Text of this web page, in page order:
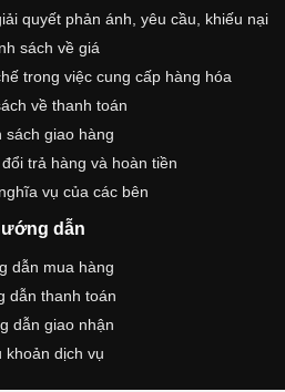
quyết phản ánh, yêu cầu, khiếu nại
sách về giá
trong việc cung cấp hàng hóa
về thanh toán
sách giao hàng
trả hàng và hoàn tiền
vụ của các bên
dẫn
dẫn mua hàng
dẫn thanh toán
dẫn giao nhận
khoản dịch vụ